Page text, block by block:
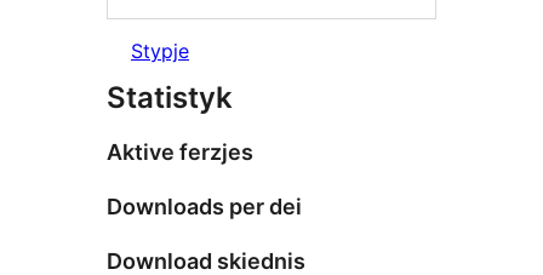
Stypje
Statistyk
Aktive ferzjes
Downloads per dei
Download skiednis